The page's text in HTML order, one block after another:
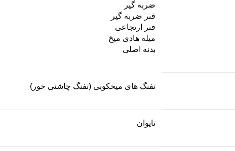
ضربه گیر
فنر ضربه گیر
فنر ارتجاعی
میله هادی میخ
بدنه اصلی
تفنگ های میخکوبی (تفنگ چاشنی خور)
تایوان